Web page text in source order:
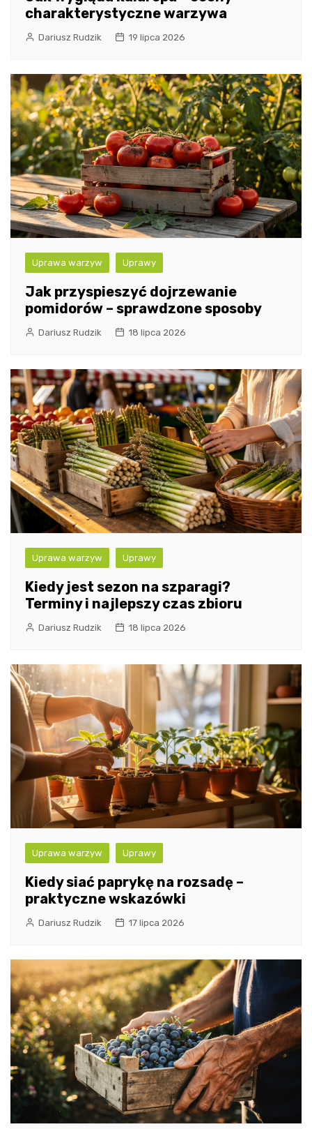
charakterystyczne warzywa
Dariusz Rudzik 19 lipca 2026
Uprawa warzyw Uprawy
Jak przyspieszyć dojrzewanie
pomidorów – sprawdzone sposoby
Dariusz Rudzik 18 lipca 2026
Uprawa warzyw Uprawy
Kiedy jest sezon na szparagi?
Terminy i najlepszy czas zbioru
Dariusz Rudzik 18 lipca 2026
Uprawa warzyw Uprawy
Kiedy siać paprykę na rozsadę –
praktyczne wskazówki
Dariusz Rudzik 17 lipca 2026